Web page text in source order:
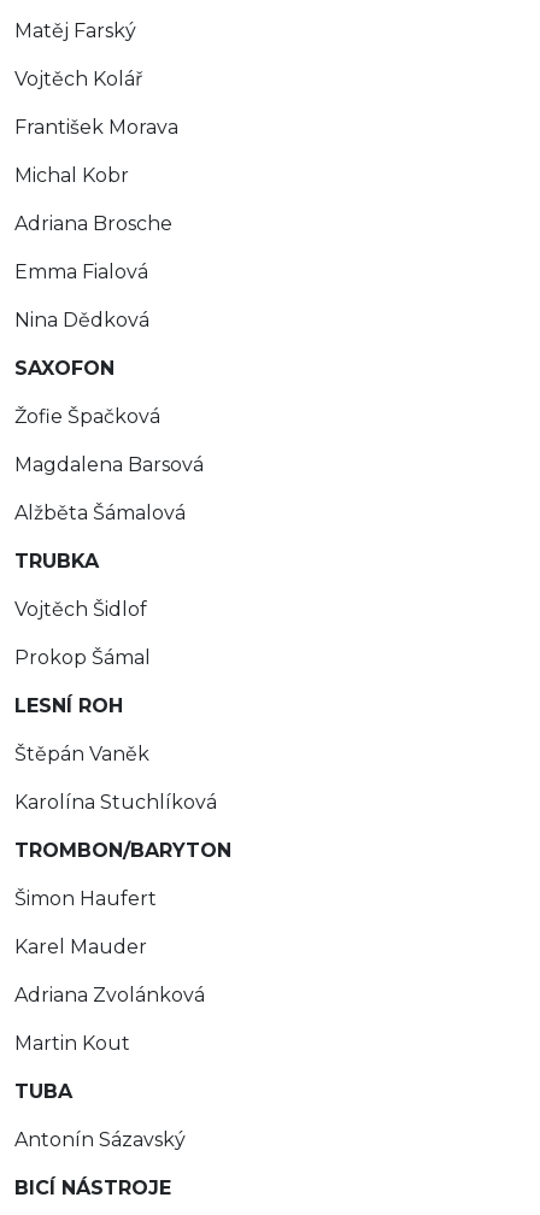
Matěj Farský
Vojtěch Kolář
František Morava
Michal Kobr
Adriana Brosche
Emma Fialová
Nina Dědková
SAXOFON
Žofie Špačková
Magdalena Barsová
Alžběta Šámalová
TRUBKA
Vojtěch Šidlof
Prokop Šámal
LESNÍ ROH
Štěpán Vaněk
Karolína Stuchlíková
TROMBON/BARYTON
Šimon Haufert
Karel Mauder
Adriana Zvolánková
Martin Kout
TUBA
Antonín Sázavský
BICÍ NÁSTROJE